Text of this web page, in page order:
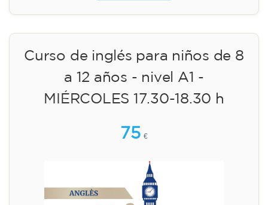
Curso de inglés para niños de 8
a 12 años - nivel A1 -
MIÉRCOLES 17.30-18.30 h
75 €